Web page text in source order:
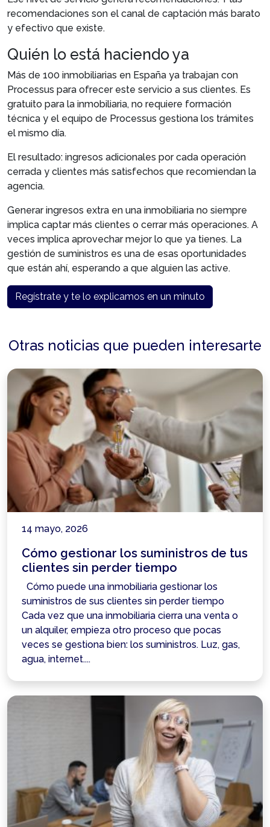
recomendaciones son el canal de captación más barato
y efectivo que existe.
Quién lo está haciendo ya
Más de 100 inmobiliarias en España ya trabajan con
Processus para ofrecer este servicio a sus clientes. Es
gratuito para la inmobiliaria, no requiere formación
técnica y el equipo de Processus gestiona los trámites
el mismo día.
El resultado: ingresos adicionales por cada operación
cerrada y clientes más satisfechos que recomiendan la
agencia.
Generar ingresos extra en una inmobiliaria no siempre
implica captar más clientes o cerrar más operaciones. A
veces implica aprovechar mejor lo que ya tienes. La
gestión de suministros es una de esas oportunidades
que están ahí, esperando a que alguien las active.
Regístrate y te lo explicamos en un minuto
Otras noticias que pueden interesarte
14 mayo, 2026
Cómo gestionar los suministros de tus
clientes sin perder tiempo
Cómo puede una inmobiliaria gestionar los
suministros de sus clientes sin perder tiempo
Cada vez que una inmobiliaria cierra una venta o
un alquiler, empieza otro proceso que pocas
veces se gestiona bien: los suministros. Luz, gas,
agua, internet....